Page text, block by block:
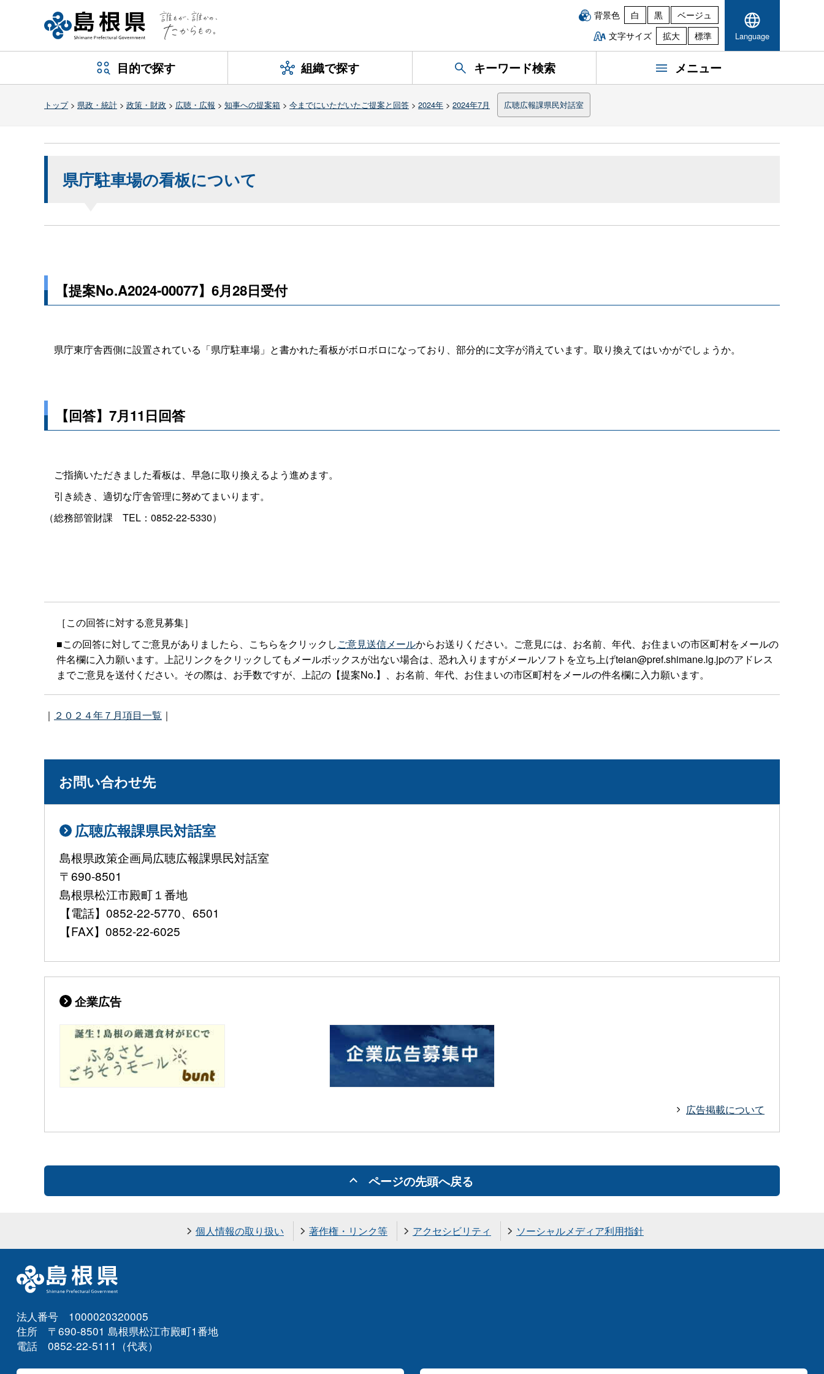
背景色 白 黒
ベージュ
文字サイズ
拡大 標準 Language
目的で探す 組織で探す キーワード検索 メニュー
トップ> 県政・統計 > 政策・財政 > 広聴・広報 > 知事への提案箱 > 今までにいただいたご提案と回答 > 2024年 > 2024年7月 広聴広報課県民対話室
県庁駐車場の看板について
【提案No.A2024-00077】6月28日受付
県庁東庁舎西側に設置されている「県庁駐車場」と書かれた看板がボロボロになっており、部分的に文字が消えています。取り換えてはいかがでしょうか。
【回答】7月11日回答
ご指摘いただきました看板は、早急に取り換えるよう進めます。
引き続き、適切な庁舎管理に努めてまいります。
（総務部管財課 TEL：0852-22-5330）
［この回答に対する意見募集］
■この回答に対してご意見がありましたら、こちらをクリックしご意見送信メールからお送りください。ご意見には、お名前、年代、お住まいの市区町村をメールの
件名欄に入力願います。上記リンクをクリックしてもメールボックスが出ない場合は、恐れ入りますがメールソフトを立ち上げteian@pref.shimane.lg.jpのアドレス
までご意見を送付ください。その際は、お手数ですが、上記の【提案No.】、お名前、年代、お住まいの市区町村をメールの件名欄に入力願います。
｜ ２０２４年７月項目一覧 ｜
お問い合わせ先
広聴広報課県民対話室
島根県政策企画局広聴広報課県民対話室
〒690-8501
島根県松江市殿町１番地
【電話】0852-22-5770、6501
【FAX】0852-22-6025
企業広告
広告掲載について
ページの先頭へ戻る
個人情報の取り扱い 著作権・リンク等 アクセシビリティ ソーシャルメディア利用指針
法人番号 1000020320005
住所 〒690-8501 島根県松江市殿町1番地
電話 0852-22-5111（代表）